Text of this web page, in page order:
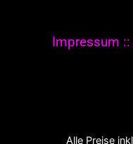
Impressum ::
Alle Preise